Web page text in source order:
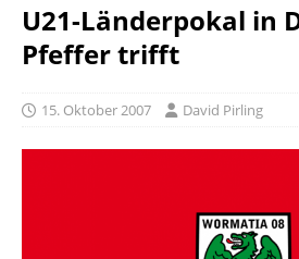
U21-Länderpokal in
Pfeffer trifft
15. Oktober 2007 David Pirling